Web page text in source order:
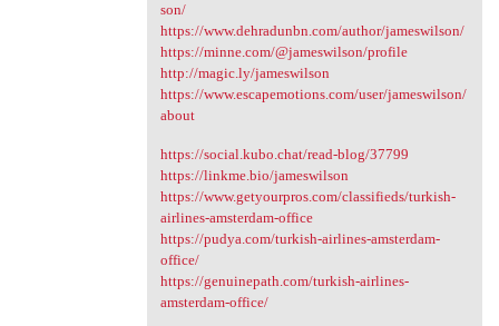
son/
https://www.dehradunbn.com/author/jameswilson/
https://minne.com/@jameswilson/profile
http://magic.ly/jameswilson
https://www.escapemotions.com/user/jameswilson/
about
https://social.kubo.chat/read-blog/37799
https://linkme.bio/jameswilson
https://www.getyourpros.com/classifieds/turkish-
airlines-amsterdam-office
https://pudya.com/turkish-airlines-amsterdam-
office/
https://genuinepath.com/turkish-airlines-
amsterdam-office/